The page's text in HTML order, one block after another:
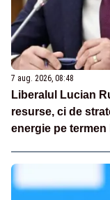
7 aug. 2026, 08:48
Liberalul Lucian
resurse, ci de
energie pe termen